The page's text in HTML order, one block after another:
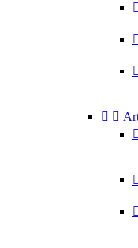



 


